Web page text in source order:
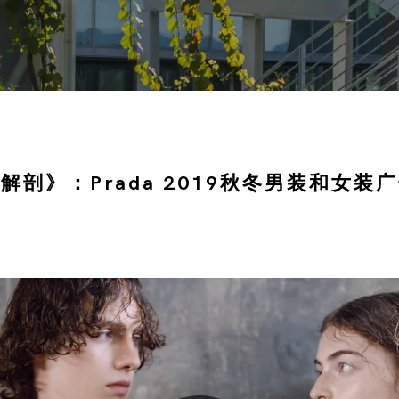
剖》：Prada 2019秋冬男装和女装